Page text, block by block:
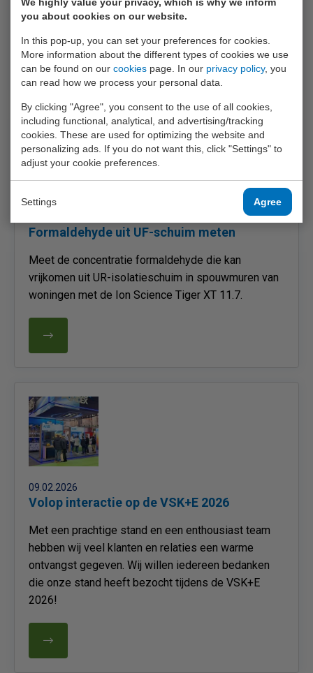
you about cookies on our website.
In this pop-up, you can set your preferences for cookies.
More information about the different types of cookies we use
can be found on our cookies page. In our privacy policy, you
can read how we process your personal data.
By clicking "Agree", you consent to the use of all cookies,
including functional, analytical, and advertising/tracking
cookies. These are used for optimizing the website and
personalizing ads. If you do not want this, click "Settings" to
adjust your cookie preferences.
Settings Agree
telefoon of tablet krijgt u direct het bijbehorende
Formaldehyde uit UF-schuim meten
Meet de concentratie formaldehyde die kan
vrijkomen uit UR-isolatieschuim in spouwmuren van
woningen met de Ion Science Tiger XT 11.7.
09.02.2026
Volop interactie op de VSK+E 2026
Met een prachtige stand en een enthousiast team
hebben wij veel klanten en relaties een warme
ontvangst gegeven. Wij willen iedereen bedanken
die onze stand heeft bezocht tijdens de VSK+E
2026!